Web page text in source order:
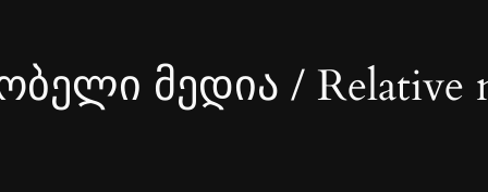
მედია / Relative